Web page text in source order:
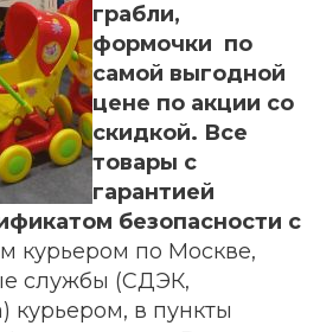
грабли,
формочки по
самой выгодной
цене по акции со
скидкой. Все
товары с
гарантией
безопасности с
курьером по Москве,
службы (СДЭК,
курьером, в пункты